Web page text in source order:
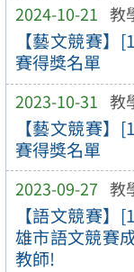
2024-10-21 教
【藝文競賽
賽得獎名單
2023-10-31 教
【藝文競賽
賽得獎名單
2023-09-27 教
【語文競賽
雄市語文競賽
教師!